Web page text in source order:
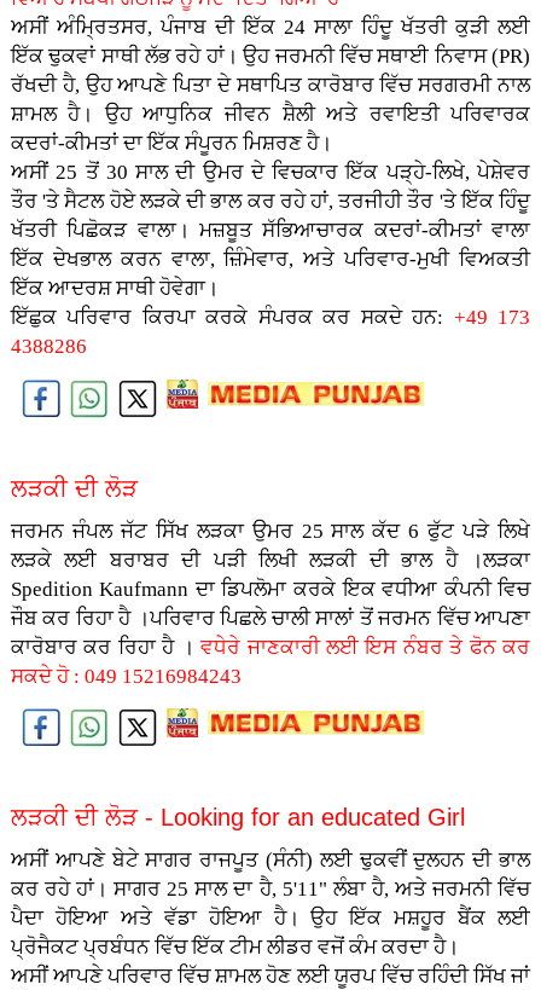
ਅਸੀਂ ਅੰਮ੍ਰਿਤਸਰ, ਪੰਜਾਬ ਦੀ ਇੱਕ 24 ਸਾਲਾ ਹਿੰਦੂ ਖੱਤਰੀ ਕੁੜੀ ਲਈ
ਇੱਕ ਢੁਕਵਾਂ ਸਾਥੀ ਲੱਭ ਰਹੇ ਹਾਂ। ਉਹ ਜਰਮਨੀ ਵਿੱਚ ਸਥਾਈ ਨਿਵਾਸ (PR)
ਰੱਖਦੀ ਹੈ, ਉਹ ਆਪਣੇ ਪਿਤਾ ਦੇ ਸਥਾਪਿਤ ਕਾਰੋਬਾਰ ਵਿੱਚ ਸਰਗਰਮੀ ਨਾਲ
ਸ਼ਾਮਲ ਹੈ। ਉਹ ਆਧੁਨਿਕ ਜੀਵਨ ਸ਼ੈਲੀ ਅਤੇ ਰਵਾਇਤੀ ਪਰਿਵਾਰਕ
ਕਦਰਾਂ-ਕੀਮਤਾਂ ਦਾ ਇੱਕ ਸੰਪੂਰਨ ਮਿਸ਼ਰਣ ਹੈ।
ਅਸੀਂ 25 ਤੋਂ 30 ਸਾਲ ਦੀ ਉਮਰ ਦੇ ਵਿਚਕਾਰ ਇੱਕ ਪੜ੍ਹੇ-ਲਿਖੇ, ਪੇਸ਼ੇਵਰ
ਤੌਰ 'ਤੇ ਸੈਟਲ ਹੋਏ ਲੜਕੇ ਦੀ ਭਾਲ ਕਰ ਰਹੇ ਹਾਂ, ਤਰਜੀਹੀ ਤੌਰ 'ਤੇ ਇੱਕ ਹਿੰਦੂ
ਖੱਤਰੀ ਪਿਛੋਕੜ ਵਾਲਾ। ਮਜ਼ਬੂਤ ​​ਸੱਭਿਆਚਾਰਕ ਕਦਰਾਂ-ਕੀਮਤਾਂ ਵਾਲਾ
ਇੱਕ ਦੇਖਭਾਲ ਕਰਨ ਵਾਲਾ, ਜ਼ਿੰਮੇਵਾਰ, ਅਤੇ ਪਰਿਵਾਰ-ਮੁਖੀ ਵਿਅਕਤੀ
ਇੱਕ ਆਦਰਸ਼ ਸਾਥੀ ਹੋਵੇਗਾ।
ਇੱਛੁਕ ਪਰਿਵਾਰ ਕਿਰਪਾ ਕਰਕੇ ਸੰਪਰਕ ਕਰ ਸਕਦੇ ਹਨ: +49 173
4388286
ਲੜਕੀ ਦੀ ਲੋੜ
ਜਰਮਨ ਜੰਪਲ ਜੱਟ ਸਿੱਖ ਲੜਕਾ ਉਮਰ 25 ਸਾਲ ਕੱਦ 6 ਫੁੱਟ ਪੜੇ ਲਿਖੇ
ਲੜਕੇ ਲਈ ਬਰਾਬਰ ਦੀ ਪੜੀ ਲਿਖੀ ਲੜਕੀ ਦੀ ਭਾਲ ਹੈ ।ਲੜਕਾ
Spedition Kaufmann ਦਾ ਡਿਪਲੋਮਾ ਕਰਕੇ ਇਕ ਵਧੀਆ ਕੰਪਨੀ ਵਿਚ
ਜੌਬ ਕਰ ਰਿਹਾ ਹੈ ।ਪਰਿਵਾਰ ਪਿਛਲੇ ਚਾਲੀ ਸਾਲਾਂ ਤੋਂ ਜਰਮਨ ਵਿੱਚ ਆਪਣਾ
ਕਾਰੋਬਾਰ ਕਰ ਰਿਹਾ ਹੈ ।ਵਧੇਰੇ ਜਾਣਕਾਰੀ ਲਈ ਇਸ ਨੰਬਰ ਤੇ ਫੋਨ ਕਰ
ਸਕਦੇ ਹੋ : 049 15216984243
ਲੜਕੀ ਦੀ ਲੋੜ - Looking for an educated Girl
ਅਸੀਂ ਆਪਣੇ ਬੇਟੇ ਸਾਗਰ ਰਾਜਪੂਤ (ਸੰਨੀ) ਲਈ ਢੁਕਵੀਂ ਦੁਲਹਨ ਦੀ ਭਾਲ
ਕਰ ਰਹੇ ਹਾਂ। ਸਾਗਰ 25 ਸਾਲ ਦਾ ਹੈ, 5'11" ਲੰਬਾ ਹੈ, ਅਤੇ ਜਰਮਨੀ ਵਿੱਚ
ਪੈਦਾ ਹੋਇਆ ਅਤੇ ਵੱਡਾ ਹੋਇਆ ਹੈ। ਉਹ ਇੱਕ ਮਸ਼ਹੂਰ ਬੈਂਕ ਲਈ
ਪ੍ਰੋਜੈਕਟ ਪ੍ਰਬੰਧਨ ਵਿੱਚ ਇੱਕ ਟੀਮ ਲੀਡਰ ਵਜੋਂ ਕੰਮ ਕਰਦਾ ਹੈ।
ਅਸੀਂ ਆਪਣੇ ਪਰਿਵਾਰ ਵਿੱਚ ਸ਼ਾਮਲ ਹੋਣ ਲਈ ਯੂਰਪ ਵਿੱਚ ਰਹਿੰਦੀ ਸਿੱਖ ਜਾਂ